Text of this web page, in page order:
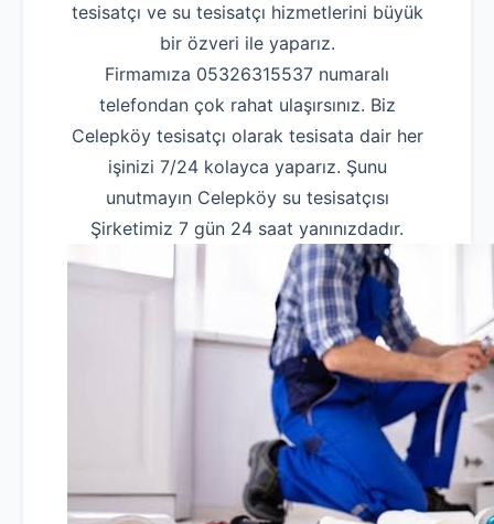
tesisatçı ve su tesisatçı hizmetlerini büyük
bir özveri ile yaparız.
Firmamıza 05326315537 numaralı
telefondan çok rahat ulaşırsınız. Biz
Celepköy tesisatçı olarak tesisata dair her
işinizi 7/24 kolayca yaparız. Şunu
unutmayın Celepköy su tesisatçısı
Şirketimiz 7 gün 24 saat yanınızdadır.